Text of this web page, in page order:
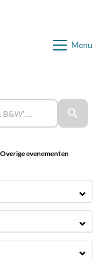
Menu
Overige evenementen